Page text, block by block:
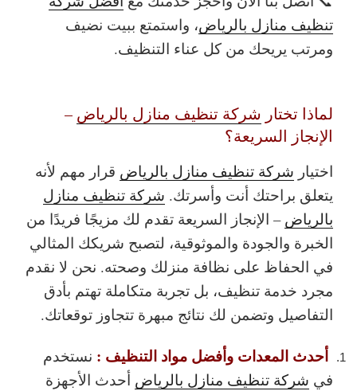
تنظيف منازل بالرياض، واستمتع ببيت نضيف
ومرتب يريحك من كل عناء التنظيف.
لماذا تختار شركة تنظيف منازل بالرياض –
الإنجاز السريعة؟
اختيار شركة تنظيف منازل بالرياض قرار مهم لأنه
يتعلق براحتك أنت وأسرتك. شركة تنظيف منازل
بالرياض – الإنجاز السريعة تقدم لك مزيجًا فريدًا من
الخبرة والجودة والموثوقية، لتصبح شريكك المثالي
في الحفاظ على نظافة منزلك وصحته. نحن لا نقدم
مجرد خدمة تنظيف، بل تجربة متكاملة تهتم بأدق
التفاصيل وتضمن لك نتائج مبهرة تتجاوز توقعاتك.
أحدث المعدات وأفضل مواد التنظيف : نستخدم
في شركة تنظيف منازل بالرياض أحدث الأجهزة